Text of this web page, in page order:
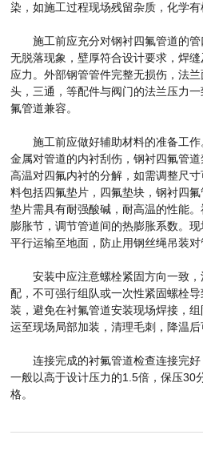
染，如施工过程现场残留杂质，化学有
施工前应充分对钢衬四氟管道的
无脱落现象，壁厚符合设计要求，焊
应力。外部钢管管件完整无损伤，法
头，三通，等配件与阀门的法兰压力
氟管道兼容。
施工前应做好辅助材料的准备工
金属对管道的内衬刮伤，钢衬四氟管
高温对四氟内衬的分解，如需调整尺
料包括四氟垫片，四氟垫块，钢衬四
垫片需具有耐强酸碱，耐高温的性能
膨胀节，调节管道间的热膨胀系数。现
平行运输至地面，防止用钢丝绳吊装对
安装中应注意螺栓紧固方向一致
配，不可强行组队或一次性紧固螺栓
装，避免在衬氟管道安装现场焊接，
运至现场局部加装，清理毛刺，降温后
连接完成的衬氟管道检查连接完
一般以高于设计压力的1.5倍，保压30
格。